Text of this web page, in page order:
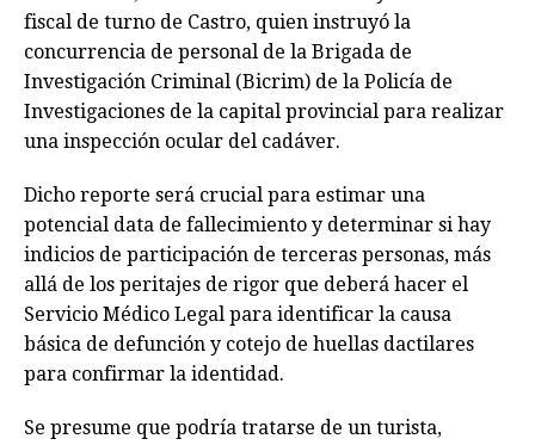
fiscal de turno de Castro, quien instruyó la
concurrencia de personal de la Brigada de
Investigación Criminal (Bicrim) de la Policía de
Investigaciones de la capital provincial para realizar
una inspección ocular del cadáver.
Dicho reporte será crucial para estimar una
potencial data de fallecimiento y determinar si hay
indicios de participación de terceras personas, más
allá de los peritajes de rigor que deberá hacer el
Servicio Médico Legal para identificar la causa
básica de defunción y cotejo de huellas dactilares
para confirmar la identidad.
Se presume que podría tratarse de un turista,